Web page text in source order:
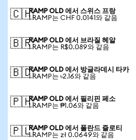
🇨🇭RAMP OLD 에서 스위스 프랑
1 RAMP는 CHF 0.0141와 같음
🇧🇷RAMP OLD 에서 브라질 헤알
1 RAMP는 R$0.089와 같음
🇧🇩RAMP OLD 에서 방글라데시 타카
1 RAMP는 ৳2.16와 같음
🇵🇭RAMP OLD 에서 필리핀 페소
1 RAMP는 ₱1.06와 같음
🇵🇱RAMP OLD 에서 폴란드 즐로티
1 RAMP는 zł 0.0649와 같음